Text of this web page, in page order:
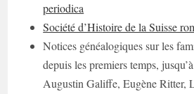
periodica
Société d’Histoire de la Suisse
Notices généalogiques sur les
depuis les premiers temps,
Augustin Galiffe, Eugène Ritter,